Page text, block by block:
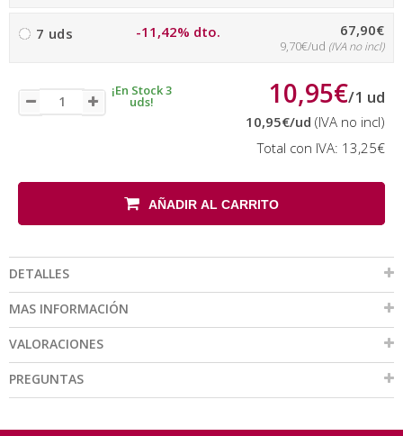
7 uds -11,42% dto. 67,90€
9,70€/ud (IVA no incl)
¡En Stock 3
uds! 10,95€/1 ud
10,95€/ud (IVA no incl)
Total con IVA: 13,25€
AÑADIR AL CARRITO
DETALLES
MAS INFORMACIÓN
VALORACIONES
PREGUNTAS